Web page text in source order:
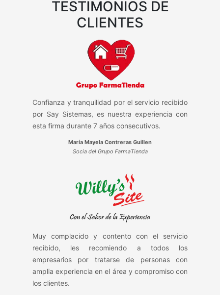
TESTIMONIOS DE
CLIENTES
Confianza y tranquilidad por el servicio recibido
por Say Sistemas, es nuestra experiencia con
esta firma durante 7 años consecutivos.
María Mayela Contreras Guillen
Socia del Grupo FarmaTienda
Muy complacido y contento con el servicio
recibido, les recomiendo a todos los
empresarios por tratarse de personas con
amplia experiencia en el área y compromiso con
los clientes.